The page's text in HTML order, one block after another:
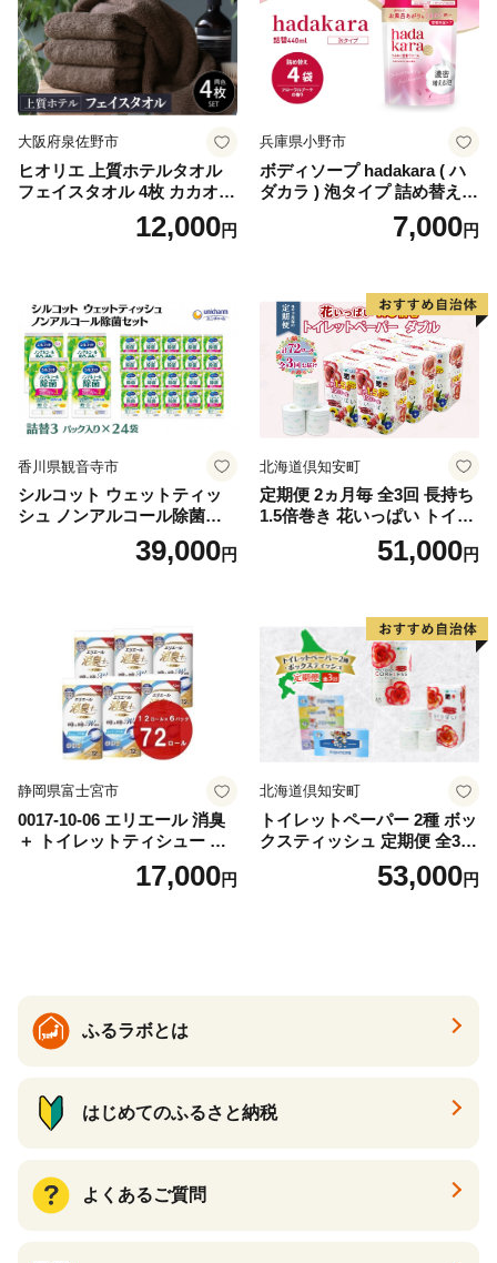
ペーパー ダブル といれっと
ぺーぱー トイレ クレシア ト
イレットペーパー [BDBH002
-1]
大阪府泉佐野市
ヒオリエ 上質ホテルタオル
フェイスタオル 4枚 カカオ
【タオル 泉州タオル 吸水 普
段使い 無地 シンプル 日用品
12,000円
兵庫県小野市
ボディソープ hadakara ( ハ
ダカラ ) 泡タイプ 詰め替え 4
40ml×4袋 ボディーソープ 泡
ボディソープ 泡 日用品 消耗
泡石鹸 石鹸 兵庫 兵庫県 小野
7,000円
香川県観音寺市
シルコット ウェットティッ
シュ ノンアルコール除菌詰
替（43枚×3P）×24袋 日用品
おもちゃ 拭き取り 手拭き 外
39,000円
北海道倶知安町
定期便 2ヵ月毎 全3回 長持ち
1.5倍巻き 花いっぱい トイレ
ットペーパー ダブル 45ｍ 計
72ロール 全18種 花柄 プリン
ー 消耗品 備蓄 送料無料 北海
道 倶知安町 日用品
51,000円
静岡県富士宮市
0017-10-06 エリエール 消臭
＋ トイレットティシュー し
っかり香るフレッシュクリア
の香り ダブル 12ロール×6パ
17,000円
北海道倶知安町
トイレットペーパー 2種 ボッ
クスティッシュ 定期便 全3
回 日本製 まとめ買い 防災
常備品 日用雑貨 消耗品 生活
53,000円
ふるラボとは
はじめてのふるさと納税
よくあるご質問